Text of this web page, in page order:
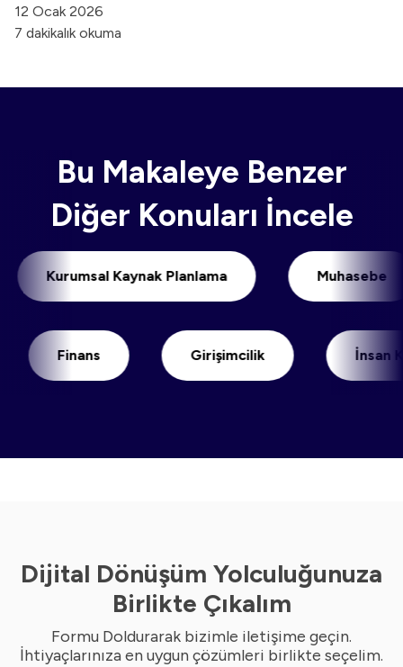
12 Ocak 2026
7 dakikalık okuma
Bu Makaleye Benzer
Diğer Konuları İncele
Kurumsal Kaynak Planlama
Finans Girişimcilik İnsan
Dijital Dönüşüm Yolculuğunuza
Birlikte Çıkalım
Formu Doldurarak bizimle iletişime geçin.
İhtiyaçlarınıza en uygun çözümleri birlikte seçelim.